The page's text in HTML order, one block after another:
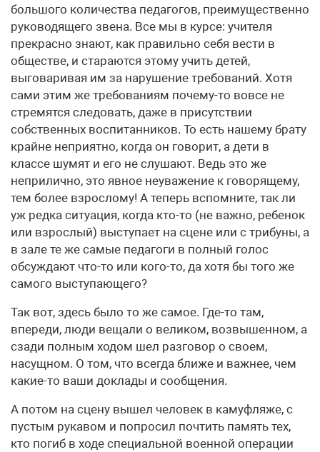
большого количества педагогов, преимущественно
руководящего звена. Все мы в курсе: учителя
прекрасно знают, как правильно себя вести в
обществе, и стараются этому учить детей,
выговаривая им за нарушение требований. Хотя
сами этим же требованиям почему-то вовсе не
стремятся следовать, даже в присутствии
собственных воспитанников. То есть нашему брату
крайне неприятно, когда он говорит, а дети в
классе шумят и его не слушают. Ведь это же
неприлично, это явное неуважение к говорящему,
тем более взрослому! А теперь вспомните, так ли
уж редка ситуация, когда кто-то (не важно, ребенок
или взрослый) выступает на сцене или с трибуны, а
в зале те же самые педагоги в полный голос
обсуждают что-то или кого-то, да хотя бы того же
самого выступающего?
Так вот, здесь было то же самое. Где-то там,
впереди, люди вещали о великом, возвышенном, а
сзади полным ходом шел разговор о своем,
насущном. О том, что всегда ближе и важнее, чем
какие-то ваши доклады и сообщения.
А потом на сцену вышел человек в камуфляже, с
пустым рукавом и попросил почтить память тех,
кто погиб в ходе специальной военной операции